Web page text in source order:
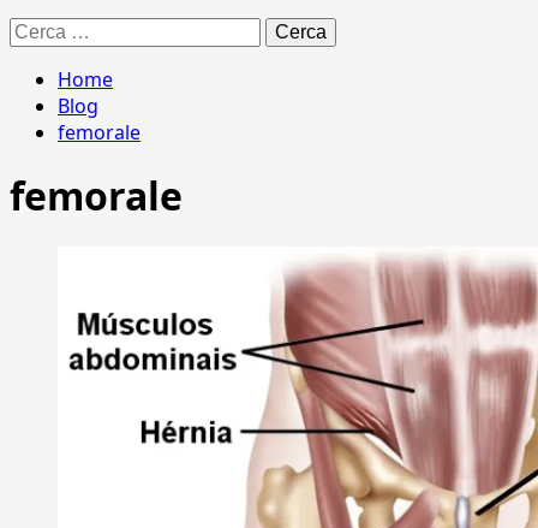
Ricerca
per:
Home
Blog
femorale
femorale